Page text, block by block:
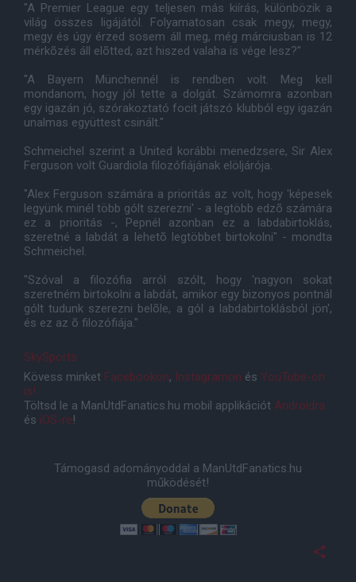
"A Premier League egy teljesen más kiírás, különbözik a
világ összes ligájától. Folyamatosan csak megy, megy,
megy és úgy érzed sosem áll meg, még márciusban is 12
mérkõzés áll elõtted, azt hiszed valaha is vége lesz?"
"A Bayern Münchennél is rendben volt. Meg kell
mondanom, hogy jól tette a dolgát. Számomra azonban
egy igazán jó, szórakoztató focit játszó klubból egy igazán
unalmas együttest csinált."
Schmeichel szerint a United korábbi menedzsere, Sir Alex
Ferguson volt Guardiola filozófiájának elöljárója.
"Alex Ferguson számára a prioritás az volt, hogy 'képesek
legyünk minél több gólt szerezni' - a legtöbb edzõ számára
ez a prioritás -, Pepnél azonban ez a labdabirtoklás,
szeretné a labdát a lehetõ legtöbbet birtokolni" - mondta
Schmeichel.
"Szóval a filozófia arról szólt, hogy 'nagyon sokat
szeretném birtokolni a labdát, amikor egy bizonyos pontnál
gólt tudunk szerezni belõle, a gól a labdabirtoklásból jön',
és ez az õ filozófiája."
SkySports
Kövess minket Facebookon, Instagramon és YouTube-on
is!
Töltsd le a ManUtdFanatics.hu mobil applikációt Androidra
és iOS-re!
Támogasd adományoddal a ManUtdFanatics.hu
működését!